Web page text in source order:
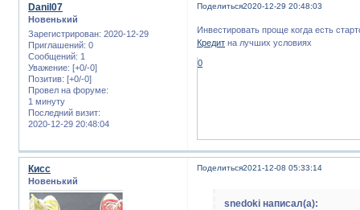
Поделиться2020-12-29 20:48:03
Danil07
Новенький
Зарегистрирован: 2020-12-29
Приглашений: 0
Сообщений: 1
Уважение: [+0/-0]
Позитив: [+0/-0]
Провел на форуме:
1 минуту
Последний визит:
2020-12-29 20:48:04
Инвестировать проще когда есть
Кредит на лучших условиях
0
Поделиться2021-12-08 05:33:14
Кисс
Новенький
snedoki написал(а):